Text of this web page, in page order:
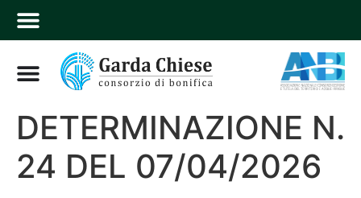
DETERMINAZIONE N.
24 DEL 07/04/2026